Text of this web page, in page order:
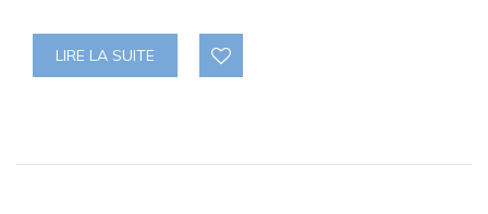
LIRE LA SUITE